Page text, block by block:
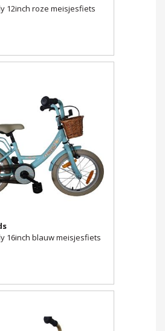
12inch roze meisjesfiets
16inch blauw meisjesfiets